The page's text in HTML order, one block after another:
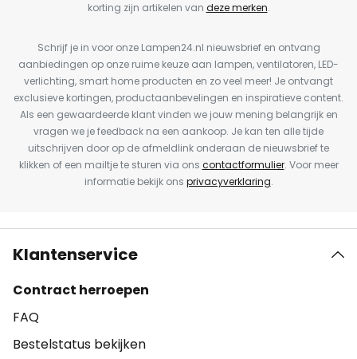
korting zijn artikelen van deze merken.
Schrijf je in voor onze Lampen24.nl nieuwsbrief en ontvang
aanbiedingen op onze ruime keuze aan lampen, ventilatoren, LED-
verlichting, smart home producten en zo veel meer! Je ontvangt
exclusieve kortingen, productaanbevelingen en inspiratieve content.
Als een gewaardeerde klant vinden we jouw mening belangrijk en
vragen we je feedback na een aankoop. Je kan ten alle tijde
uitschrijven door op de afmeldlink onderaan de nieuwsbrief te
klikken of een mailtje te sturen via ons contactformulier. Voor meer
informatie bekijk ons privacyverklaring.
Klantenservice
Contract herroepen
FAQ
Bestelstatus bekijken